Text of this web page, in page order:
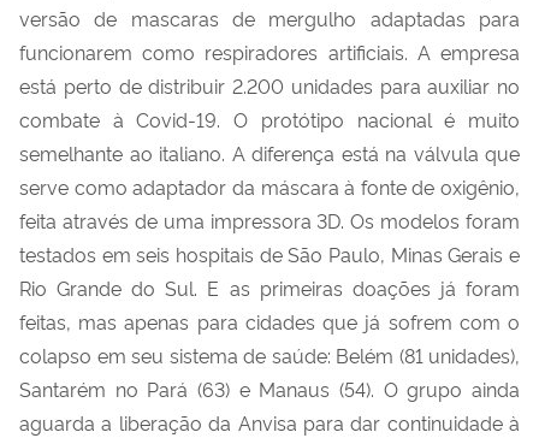
versão de mascaras de mergulho adaptadas para
funcionarem como respiradores artificiais. A empresa
está perto de distribuir 2.200 unidades para auxiliar no
combate à Covid-19. O protótipo nacional é muito
semelhante ao italiano. A diferença está na válvula que
serve como adaptador da máscara à fonte de oxigênio,
feita através de uma impressora 3D. Os modelos foram
testados em seis hospitais de São Paulo, Minas Gerais e
Rio Grande do Sul. E as primeiras doações já foram
feitas, mas apenas para cidades que já sofrem com o
colapso em seu sistema de saúde: Belém (81 unidades),
Santarém no Pará (63) e Manaus (54). O grupo ainda
aguarda a liberação da Anvisa para dar continuidade à